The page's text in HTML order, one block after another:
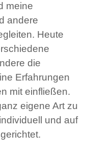
meine
andere
Heute
die
Erfahrungen
mit einfließen.
eigene Art zu
und auf